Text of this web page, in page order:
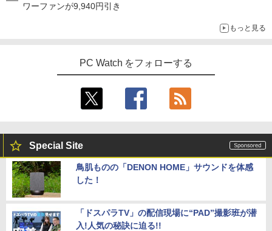
ワーファンが9,940円引き
もっと見る
PC Watch をフォローする
Special Site
鳥肌ものの「DENON HOME」サウンドを体感
した！
「ドスパラTV」の配信現場に“PAD”撮影班が潜
入!人気の秘訣に迫る!!